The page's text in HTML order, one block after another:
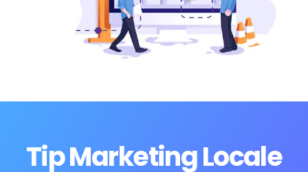
Tip Marketing Locale